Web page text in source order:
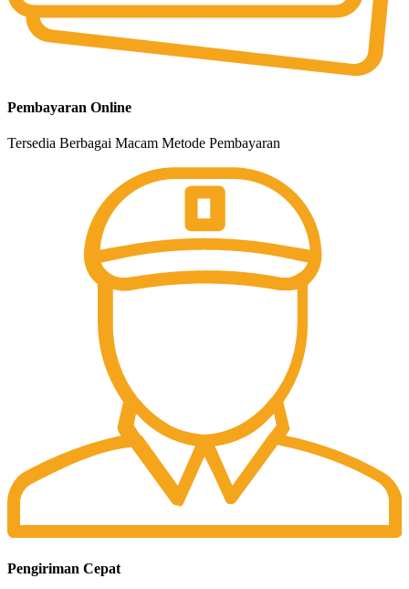
Pembayaran Online
Tersedia Berbagai Macam Metode Pembayaran
Pengiriman Cepat